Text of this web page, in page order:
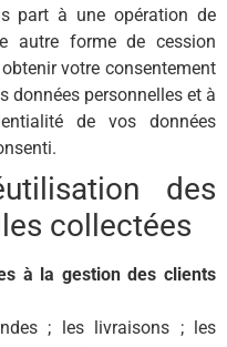
part à une opération de
autre forme de cession
votre consentement
données personnelles et à
de vos données
des
collectées
à la gestion des clients
; les livraisons ; les